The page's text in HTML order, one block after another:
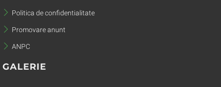
Politica de confidentialitate
Promovare anunt
ANPC
GALERIE